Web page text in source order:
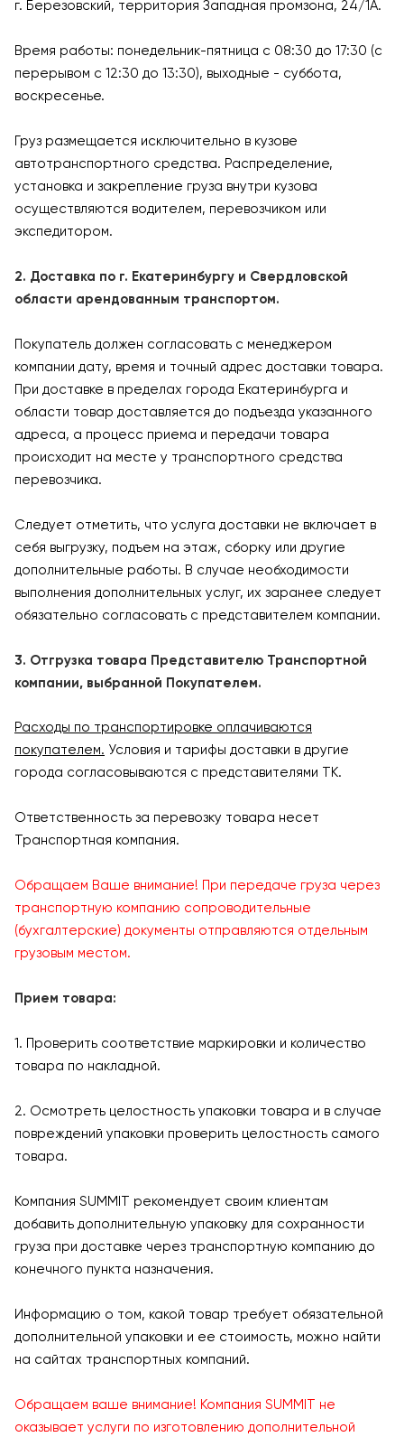
г. Березовский, территория Западная промзона, 24/1А.
Время работы: понедельник-пятница с 08:30 до 17:30 (с
перерывом с 12:30 до 13:30), выходные - суббота,
воскресенье.
Груз размещается исключительно в кузове
автотранспортного средства. Распределение,
установка и закрепление груза внутри кузова
осуществляются водителем, перевозчиком или
экспедитором.
2. Доставка по г. Екатеринбургу и Свердловской
области арендованным транспортом.
Покупатель должен согласовать с менеджером
компании дату, время и точный адрес доставки товара.
При доставке в пределах города Екатеринбурга и
области товар доставляется до подъезда указанного
адреса, а процесс приема и передачи товара
происходит на месте у транспортного средства
перевозчика.
Следует отметить, что услуга доставки не включает в
себя выгрузку, подъем на этаж, сборку или другие
дополнительные работы. В случае необходимости
выполнения дополнительных услуг, их заранее следует
обязательно согласовать с представителем компании.
3. Отгрузка товара Представителю Транспортной
компании, выбранной Покупателем.
Расходы по транспортировке оплачиваются
покупателем. Условия и тарифы доставки в другие
города согласовываются с представителями ТК.
Ответственность за перевозку товара несет
Транспортная компания.
Обращаем Ваше внимание! При передаче груза через
транспортную компанию сопроводительные
(бухгалтерские) документы отправляются отдельным
грузовым местом.
Прием товара:
1. Проверить соответствие маркировки и количество
товара по накладной.
2. Осмотреть целостность упаковки товара и в случае
повреждений упаковки проверить целостность самого
товара.
Компания SUMMIT рекомендует своим клиентам
добавить дополнительную упаковку для сохранности
груза при доставке через транспортную компанию до
конечного пункта назначения.
Информацию о том, какой товар требует обязательной
дополнительной упаковки и ее стоимость, можно найти
на сайтах транспортных компаний.
Обращаем ваше внимание! Компания SUMMIT не
оказывает услуги по изготовлению дополнительной